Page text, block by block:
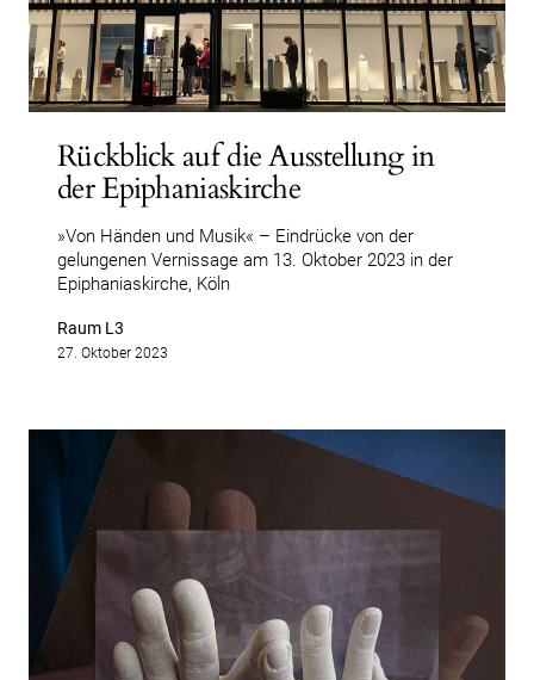
Rückblick auf die Ausstellung in
der Epiphaniaskirche
»Von Händen und Musik« – Eindrücke von der
gelungenen Vernissage am 13. Oktober 2023 in der
Epiphaniaskirche, Köln
Raum L3
27. Oktober 2023